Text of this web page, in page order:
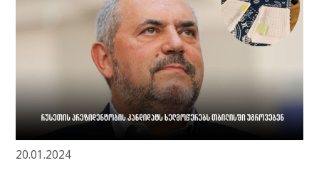
20.01.2024